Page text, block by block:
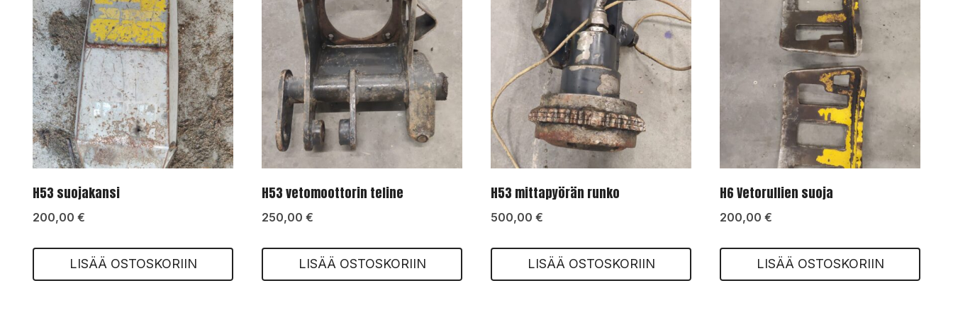
H53 suojakansi
200,00 €
LISÄÄ OSTOSKORIIN
H53 vetomoottorin teline
250,00 €
LISÄÄ OSTOSKORIIN
H53 mittapyörän runko
500,00 €
LISÄÄ OSTOSKORIIN
H6 Vetorullien suoja
200,00 €
LISÄÄ OSTOSKORIIN